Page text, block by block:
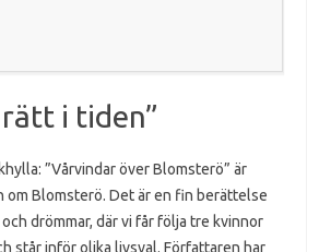
i tiden”
”Vårvindar över Blomsterö” är
Blomsterö. Det är en fin berättelse
drömmar, där vi får följa tre kvinnor
står inför olika livsval. Författaren har